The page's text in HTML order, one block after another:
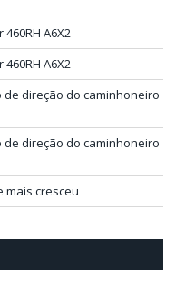
A6X2
A6X2
direção do caminhoneiro
direção do caminhoneiro
mais cresceu